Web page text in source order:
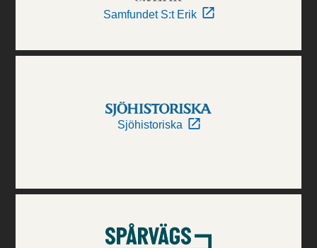
Samfundet S:t Erik
Sjöhistoriska